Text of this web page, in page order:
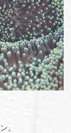
。